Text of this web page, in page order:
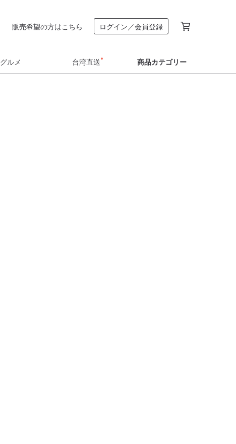
販売希望の方はこちら ログイン／会員登録
グルメ 台湾直送 商品カテゴリー